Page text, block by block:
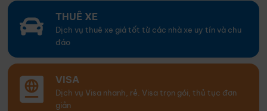
THUÊ XE
Dịch vụ thuê xe giá tốt từ các nhà xe uy tín và chu
đáo
VISA
Dịch vụ Visa nhanh, rẻ. Visa trọn gói, thủ tục đơn
giản